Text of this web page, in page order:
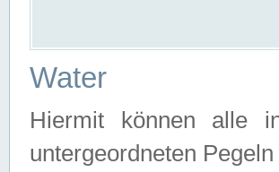
Water
Hiermit können alle
untergeordneten